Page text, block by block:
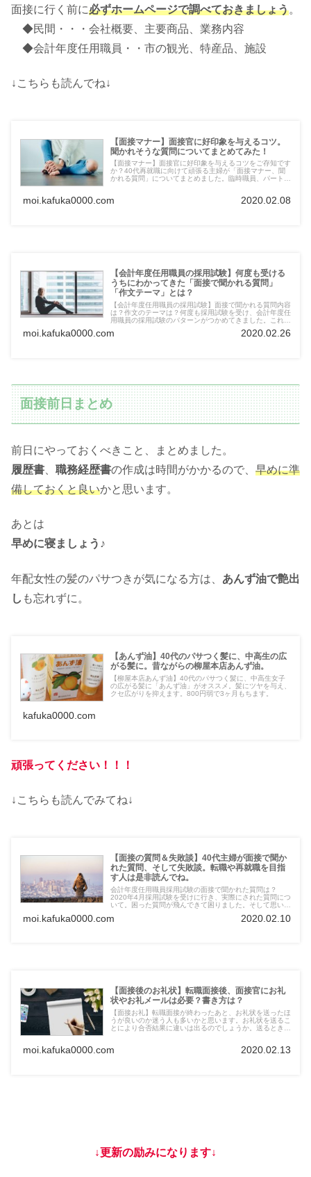
面接に行く前に必ずホームページで調べておきましょう。
◆民間・・・会社概要、主要商品、業務内容
◆会計年度任用職員・・市の観光、特産品、施設
↓こちらも読んでね↓
【面接マナー】面接官に好印象を与えるコツ。
聞かれそうな質問についてまとめてみた！
【面接マナー】面接官に好印象を与えるコツをご存知です
か？40代再就職に向けて頑張る主婦が「面接マナー、聞
かれる質問」についてまとめました。臨時職員、パート、
moi.kafuka0000.com 2020.02.08
【会計年度任用職員の採用試験】何度も受ける
うちにわかってきた「面接で聞かれる質問」
「作文テーマ」とは？
【会計年度任用職員の採用試験】面接で聞かれる質問内容
は？作文のテーマは？何度も採用試験を受け、会計年度任
用職員の採用試験のパターンがつかめてきました。これか
で下さい。
moi.kafuka0000.com 2020.02.26
面接前日まとめ
前日にやっておくべきこと、まとめました。
履歴書
職務経歴書の作成は時間がかかるので、 早めに準
備しておくと良いかと思います。
あとは
早めに寝ましょう♪
年配女性の髪のパサつきが気になる方は、 あんず油で艶出
し も忘れずに。
【あんず油】40代のパサつく髪に、中高生の広
がる髪に。昔ながらの柳屋本店あんず油。
【柳屋本店あんず油】40代のパサつく髪に、中高生女子
の広がる髪に「あんず油」がオススメ。髪にツヤを与え、
クセ広がりを抑えます。800円弱で3ヶ月もちます。
kafuka0000.com
頑張ってください！！！
↓こちらも読んでみてね↓
【面接の質問＆失敗談】40代主婦が面接で聞か
れた質問、そして失敗談。転職や再就職を目指
す人は是非読んでね。
会計年度任用職員採用試験の面接で聞かれた質問は？
2020年4月採用試験を受けに行き、実際にされた質問につ
いて。困った質問が飛んできて困りました。そして思いも
も是非読んでください。
moi.kafuka0000.com 2020.02.10
【面接後のお礼状】転職面接後、面接官にお礼
状やお礼メールは必要？書き方は？
【面接お礼】転職面接が終わったあと、お礼状を送ったほ
うが良いのか迷う人も多いかと思います。お礼状を送るこ
とにより合否結果に違いは出るのでしょうか。送るときの
moi.kafuka0000.com 2020.02.13
↓更新の励みになります↓